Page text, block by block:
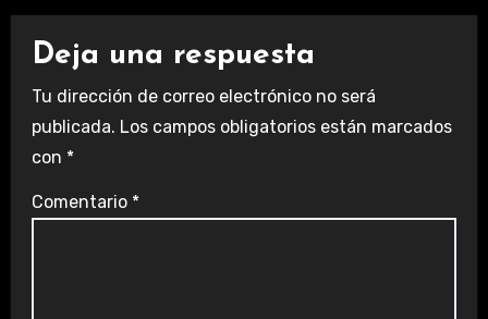
Deja una respuesta
Tu dirección de correo electrónico no será
publicada. Los campos obligatorios están marcados
con *
Comentario *